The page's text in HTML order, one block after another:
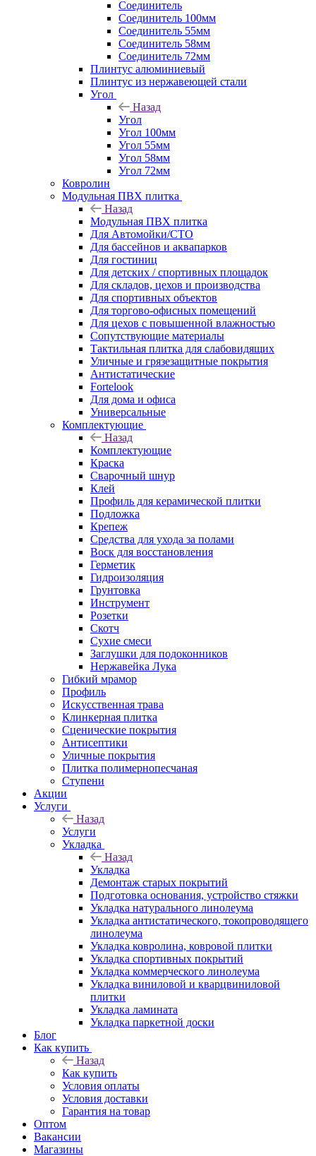
Соединитель
Соединитель 100мм
Соединитель 55мм
Соединитель 58мм
Соединитель 72мм
Плинтус алюминиевый
Плинтус из нержавеющей стали
Угол
Назад
Угол
Угол 100мм
Угол 55мм
Угол 58мм
Угол 72мм
Ковролин
Модульная ПВХ плитка
Назад
Модульная ПВХ плитка
Для Автомойки/СТО
Для бассейнов и аквапарков
Для гостиниц
Для детских / спортивных площадок
Для складов, цехов и производства
Для спортивных объектов
Для торгово-офисных помещений
Для цехов с повышенной влажностью
Сопутствующие материалы
Тактильная плитка для слабовидящих
Уличные и грязезащитные покрытия
Антистатические
Fortelook
Для дома и офиса
Универсальные
Комплектующие
Назад
Комплектующие
Краска
Сварочный шнур
Клей
Профиль для керамической плитки
Подложка
Крепеж
Средства для ухода за полами
Воск для восстановления
Герметик
Гидроизоляция
Грунтовка
Инструмент
Розетки
Скотч
Сухие смеси
Заглушки для подоконников
Нержавейка Лука
Гибкий мрамор
Профиль
Искусственная трава
Клинкерная плитка
Сценические покрытия
Антисептики
Уличные покрытия
Плитка полимернопесчаная
Ступени
Акции
Услуги
Назад
Услуги
Укладка
Назад
Укладка
Демонтаж старых покрытий
Подготовка основания, устройство стяжки
Укладка натурального линолеума
Укладка антистатического, токопроводящего
линолеума
Укладка ковролина, ковровой плитки
Укладка спортивных покрытий
Укладка коммерческого линолеума
Укладка виниловой и кварцвиниловой
плитки
Укладка ламината
Укладка паркетной доски
Блог
Как купить
Назад
Как купить
Условия оплаты
Условия доставки
Гарантия на товар
Оптом
Вакансии
Магазины